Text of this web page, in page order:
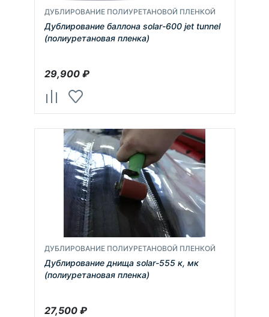
ДУБЛИРОВАНИЕ ПОЛИУРЕТАНОВОЙ ПЛЕНКОЙ
Дублирование баллона solar-600 jet tunnel
(полиуретановая пленка)
29,900₽
ДУБЛИРОВАНИЕ ПОЛИУРЕТАНОВОЙ ПЛЕНКОЙ
Дублирование днища solar-555 к, мк
(полиуретановая пленка)
27,500₽